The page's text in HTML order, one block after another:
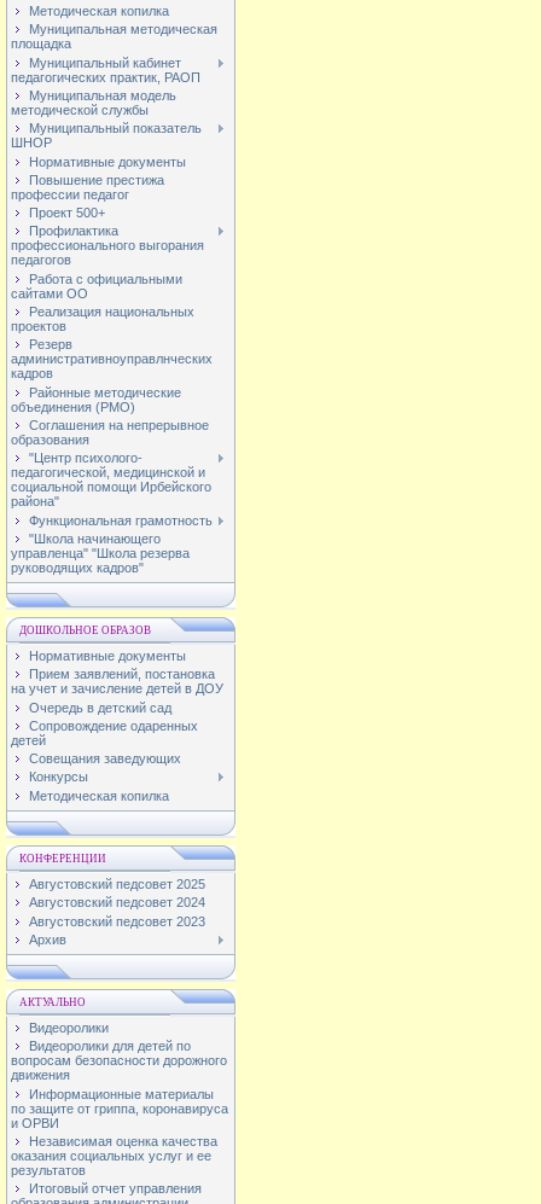
Методическая копилка
Муниципальная методическая
площадка
Муниципальный кабинет
педагогических практик, РАОП
Муниципальная модель
методической службы
Муниципальный показатель
ШНОР
Нормативные документы
Повышение престижа
профессии педагог
Проект 500+
Профилактика
профессионального выгорания
педагогов
Работа с официальными
сайтами ОО
Реализация национальных
проектов
Резерв
административноуправлнческих
кадров
Районные методические
объединения (РМО)
Соглашения на непрерывное
образования
"Центр психолого-
педагогической, медицинской и
социальной помощи Ирбейского
района"
Функциональная грамотность
"Школа начинающего
управленца" "Школа резерва
руководящих кадров"
ДОШКОЛЬНОЕ ОБРАЗОВ
Нормативные документы
Прием заявлений, постановка
на учет и зачисление детей в ДОУ
Очередь в детский сад
Сопровождение одаренных
детей
Совещания заведующих
Конкурсы
Методическая копилка
КОНФЕРЕНЦИИ
Августовский педсовет 2025
Августовский педсовет 2024
Августовский педсовет 2023
Архив
АКТУАЛЬНО
Видеоролики
Видеоролики для детей по
вопросам безопасности дорожного
движения
Информационные материалы
по защите от гриппа, коронавируса
и ОРВИ
Независимая оценка качества
оказания социальных услуг и ее
результатов
Итоговый отчет управления